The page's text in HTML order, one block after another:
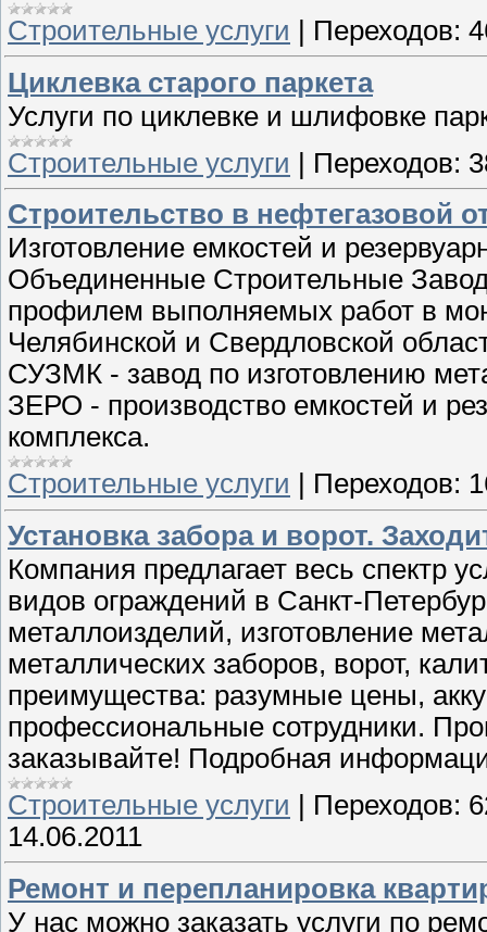
Строительные услуги
Переходов:
Циклевка старого паркета
Услуги по циклевке и шлифовке
Строительные услуги | Переходов:
Строительство в нефтегазовой
Изготовление емкостей и
Объединенные Строительные
профилем выполняемых работ в
Челябинской и Свердловской
СУЗМК - завод по изготовлению
ЗЕРО - производство емкостей и
комплекса.
Строительные услуги
Переходов:
Установка забора и ворот.
Компания предлагает весь спектр
видов ограждений в Санкт-
металлоизделий, изготовление
металлических заборов, ворот,
преимущества: разумные цены,
профессиональные сотрудники.
заказывайте! Подробная
Строительные услуги
Переходов:
14.06.2011
Ремонт и перепланировка
У нас можно заказать услуги по